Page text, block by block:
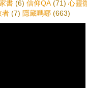
書 (6) 信仰QA (71) 心靈
者 (7) 隱藏嗎哪 (663)